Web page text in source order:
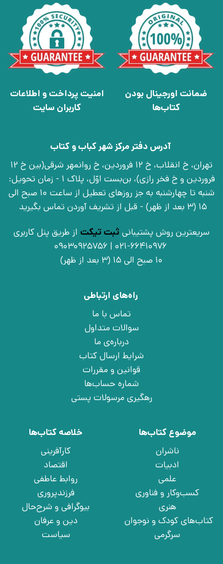
ضمانت اورجینال بودن
کتاب‌ها
امنیت پرداخت و اطلاعات
کاربران سایت
آدرس دفتر مرکز شهر کباب و کتاب
تهران، خ انقلاب، خ 12 فروردین، خ روانمهر شرقی(بین خ 12
فروردین و خ فخر رازی)، بن‌بست اوّل، پلاک 1 - زمان تحویل:
شنبه تا چهارشنبه به جز روزهای تعطیل از ساعت 10 صبح الی
15 (3 بعد از ظهر) - قبل از تشریف آوردن تماس بگیرید
سریعترین روش پشتیبانی ثبت تیکت از طریق پنل کاربری
021-66410976 | 09030925756
10 صبح الی 15 (3 بعد از ظهر)
راه‌های ارتباطی
تماس با ما
سوالات متداول
درباره‌ی ما
شرایط ارسال کتاب
قوانین و مقررات
شماره حساب‌ها
رهگیری مرسولات پستی
موضوع کتاب‌ها
ناشران
ادبیات
علمی
کسب‌وکار و فناوری
هنری
کتاب‌های کودک و نوجوان
سرگرمی
خلاصه کتاب‌ها
کارآفرینی
اقتصاد
روابط عاطفی
فرزندپروری
بیوگرافی و شرح‌حال
دین و عرفان
سیاست